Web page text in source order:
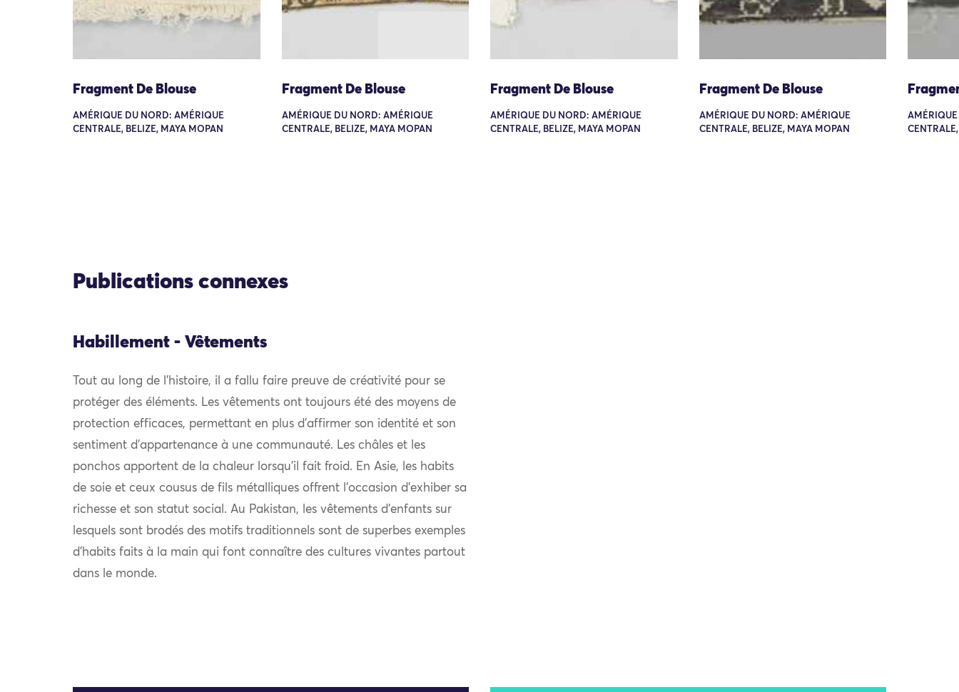
Fragment De Blouse
AMÉRIQUE DU NORD: AMÉRIQUE
CENTRALE, BELIZE, MAYA MOPAN
Fragment De Blouse
AMÉRIQUE DU NORD: AMÉRIQUE
CENTRALE, BELIZE, MAYA MOPAN
Fragment De Blouse
AMÉRIQUE DU NORD: AMÉRIQUE
CENTRALE, BELIZE, MAYA MOPAN
Fragment De Blouse
AMÉRIQUE DU NORD: AMÉRIQUE
CENTRALE, BELIZE, MAYA MOPAN
Publications connexes
Habillement - Vêtements
Tout au long de l’histoire, il a fallu faire preuve de créativité pour se
protéger des éléments. Les vêtements ont toujours été des moyens de
protection efficaces, permettant en plus d’affirmer son identité et son
sentiment d’appartenance à une communauté. Les châles et les
ponchos apportent de la chaleur lorsqu’il fait froid. En Asie, les habits
de soie et ceux cousus de fils métalliques offrent l’occasion d’exhiber sa
richesse et son statut social. Au Pakistan, les vêtements d’enfants sur
lesquels sont brodés des motifs traditionnels sont de superbes exemples
d’habits faits à la main qui font connaître des cultures vivantes partout
dans le monde.